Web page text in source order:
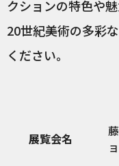
クションの特色や
20世紀美術の多彩
ください。
展覧会名